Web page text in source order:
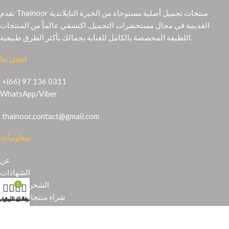
تقدم Thainoor منتجات تجميل أصلية مستوحاة من الخبرة التايلاندية
القديمة في مجال مستحضرات التجميل. اكتشفي عالماً من المنتجات
اتصل بنا
+(66) 97 136 0311
WhatsApp/Viber
thainoor.contact@gmail.com
معلومات
عن
الشهادات
الشحن والإرجاع
شراء منتجات تايلندية
قائمة
0
عربة التسوق
حسابي